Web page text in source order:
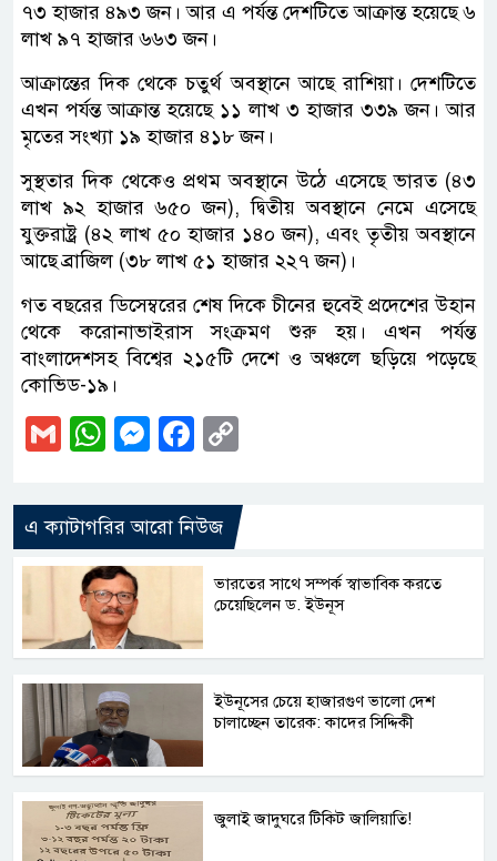
৭৩ হাজার ৪৯৩ জন। আর এ পর্যন্ত দেশটিতে আক্রান্ত হয়েছে ৬
লাখ ৯৭ হাজার ৬৬৩ জন।
আক্রান্তের দিক থেকে চতুর্থ অবস্থানে আছে রাশিয়া। দেশটিতে
এখন পর্যন্ত আক্রান্ত হয়েছে ১১ লাখ ৩ হাজার ৩৩৯ জন। আর
মৃতের সংখ্যা ১৯ হাজার ৪১৮ জন।
সুস্থতার দিক থেকেও প্রথম অবস্থানে উঠে এসেছে ভারত (৪৩
লাখ ৯২ হাজার ৬৫০ জন), দ্বিতীয় অবস্থানে নেমে এসেছে
যুক্তরাষ্ট্র (৪২ লাখ ৫০ হাজার ১৪০ জন), এবং তৃতীয় অবস্থানে
আছে ব্রাজিল (৩৮ লাখ ৫১ হাজার ২২৭ জন)।
গত বছরের ডিসেম্বরের শেষ দিকে চীনের হুবেই প্রদেশের উহান
থেকে করোনাভাইরাস সংক্রমণ শুরু হয়। এখন পর্যন্ত
বাংলাদেশসহ বিশ্বের ২১৫টি দেশে ও অঞ্চলে ছড়িয়ে পড়েছে
কোভিড-১৯।
GmailWhatsApp
Messenger
Facebook
এ ক্যাটাগরির আরো নিউজ
ভারতের সাথে সম্পর্ক স্বাভাবিক করতে
চেয়েছিলেন ড. ইউনূস
ইউনূসের চেয়ে হাজারগুণ ভালো দেশ
চালাচ্ছেন তারেক: কাদের সিদ্দিকী
জুলাই জাদুঘরে টিকিট জালিয়াতি!